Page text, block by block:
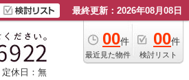
最終更新：2026年08月08日
00件
最近見た物件
00件
検討リスト
定休日：無